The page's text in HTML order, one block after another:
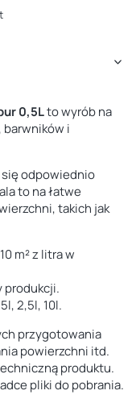
0,5Lto wyrób na
i
się odpowiednio
to na łatwe
takich jak
m² z litra w
produkcji.
2,5l, 10l.
przygotowania
powierzchni itd.
produktu.
pliki do pobrania.